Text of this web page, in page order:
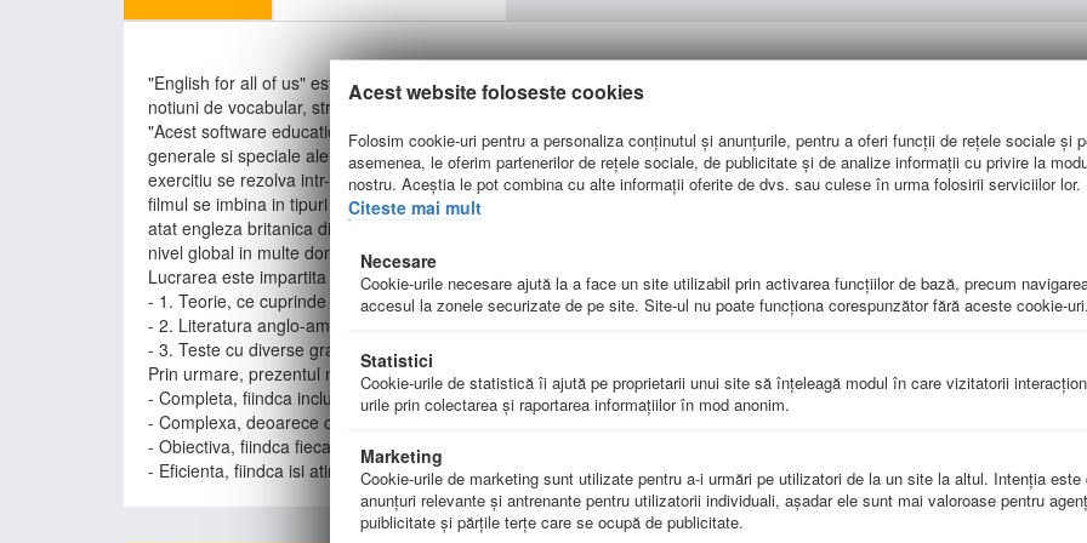
"English for all of us" este un ghid de pregatire-evaluare. CD-ul contine teste pentru admiterea la clasele de bilingv-
notiuni de vocabular, structuri gramaticale necesare examenelor Cambridge sau probei de "listening" conform noului tip de
"Acest software educational a aparut din dorinta de a clarifica multe situatii de care se lovesc elevii romani atunci cand
generale si speciale ale utilizarii timpurilor si modurilor verbului, aspectului verbului, concordantei timpurilor etc. Fiecare
exercitiu se rezolva intr-un anumit fel, aceasta venind in sprijinul elevilor atunci cand exerseaza individual, fara ajutorul
filmul se imbina in tipuri de teste multiple-choice, fill-in-the-blanks exercises, matching exercises, jumble-sentences,
atat engleza britanica din zilele noastre, cat si engleza americana sau cea vorbita de alte popoare, toate acestea pentru
nivel global in multe domenii de activitate." (Extras din cuvantul inainte al autorului continutului didactic, prof. Nicolae
Lucrarea este impartita in trei parti:
- 1. Teorie, ce cuprinde capitole ale gramaticii engleze precum verbul, adjectivul, articolul, vorbirea directa / indirecta;
- 2. Literatura anglo-americana;
- 3. Teste cu diverse grade de dificultate.
Prin urmare, prezentul material reprezinta o solutie completa, complexa, obiectiva si eficienta pentru invatare si exersare.
- Completa, fiindca include atat teorie, cat si teste de evaluare;
- Complexa, deoarece continutul didactic functioneaza pe o structura dinamica, printr-o serie de aplicatii interactive care
- Obiectiva, fiindca fiecare testare este urmata de o notare precisa, excluzand influenta factorului uman;
- Eficienta, fiindca isi atinge scopul educational, fara sa suprasolicite elevul, oferindu-i acestuia divertisment si conditii de
Acest website foloseste cookies
Folosim cookie-uri pentru a personaliza conținutul și anunțurile, pentru a oferi funcții de rețele sociale și
asemenea, le oferim partenerilor de rețele sociale, de publicitate și de analize informații cu privire la
nostru. Aceștia le pot combina cu alte informații oferite de dvs. sau culese în urma folosirii serviciilor lor.
Citeste mai mult
Necesare
Cookie-urile necesare ajută la a face un site utilizabil prin activarea funcţiilor de bază, precum
accesul la zonele securizate de pe site. Site-ul nu poate funcţiona corespunzător fără aceste cookie-uri.
Statistici
Cookie-urile de statistică îi ajută pe proprietarii unui site să înţeleagă modul în care vizitatorii
urile prin colectarea şi raportarea informaţiilor în mod anonim.
Marketing
Cookie-urile de marketing sunt utilizate pentru a-i urmări pe utilizatori de la un site la altul. Intenţia este
anunţuri relevante şi antrenante pentru utilizatorii individuali, aşadar ele sunt mai valoroase pentru
puiblicitate şi părţile terţe care se ocupă de publicitate.